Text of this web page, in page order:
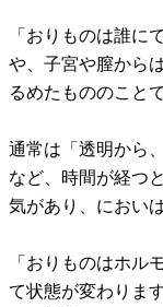
「おりものは誰に
や、子宮や膣から
るめたもののこと
通常は「透明から
など、時間が経つ
気があり、におい
「おりものはホル
て状態が変わりま